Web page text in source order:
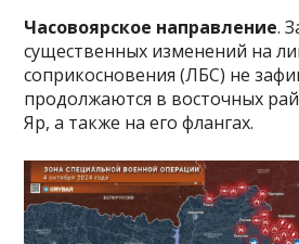
Часовоярское направление.
существенных изменений на
соприкосновения (ЛБС) не
продолжаются в восточных
Яр, а также на его флангах.